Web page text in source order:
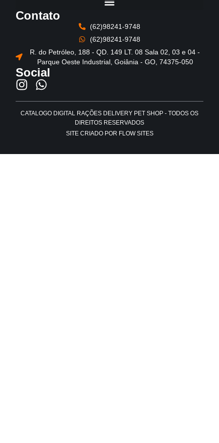
Contato
(62)98241-9748
(62)98241-9748
R. do Petróleo, 188 - QD. 149 LT. 08 Sala 02, 03 e 04 -
Parque Oeste Industrial, Goiânia - GO, 74375-050
Social
CATALOGO DIGITAL RAÇÕES DELIVERY PET SHOP - TODOS OS
DIREITOS RESERVADOS
SITE CRIADO POR FLOW SITES